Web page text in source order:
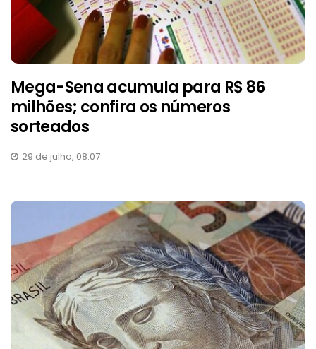
Mega-Sena acumula para R$ 86
milhões; confira os números
sorteados
29 de julho, 08:07